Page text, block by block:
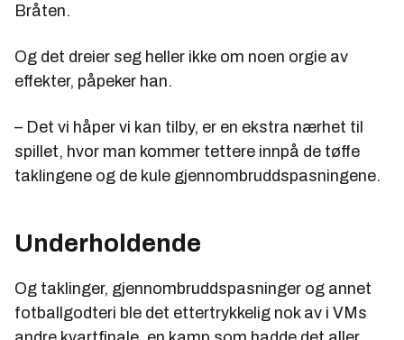
Bråten.
Og det dreier seg heller ikke om noen orgie av
effekter, påpeker han.
– Det vi håper vi kan tilby, er en ekstra nærhet til
spillet, hvor man kommer tettere innpå de tøffe
taklingene og de kule gjennombruddspasningene.
Underholdende
Og taklinger, gjennombruddspasninger og annet
fotballgodteri ble det ettertrykkelig nok av i VMs